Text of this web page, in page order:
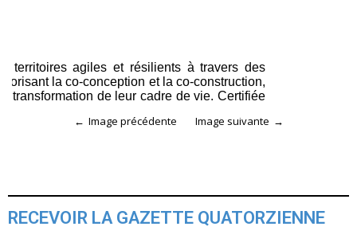
Image précédente Image suivante
RECEVOIR LA GAZETTE QUATORZIENNE